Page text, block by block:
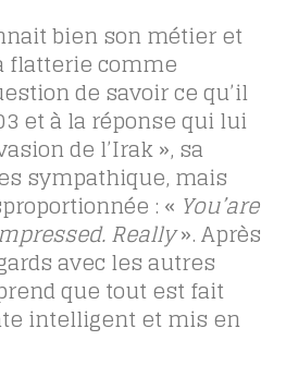
bien son métier et
flatterie comme
de savoir ce qu’il
et à la réponse qui lui
de l’Irak », sa
sympathique, mais
: « You’are
Really». Après
avec les autres
que tout est fait
intelligent et mis en